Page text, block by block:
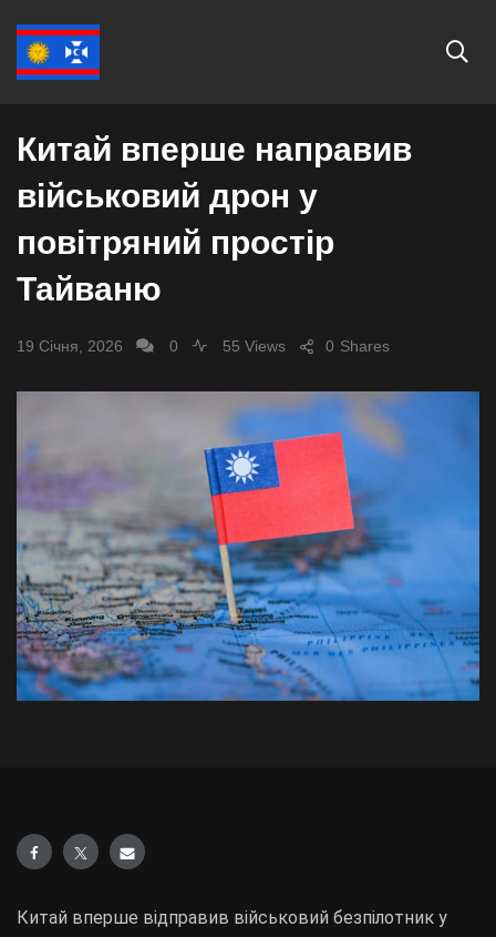
СВІТ
Китай вперше направив
військовий дрон у
повітряний простір
Тайваню
19 Січня, 2026 0 55 Views Shares
0
Китай вперше відправив військовий безпілотник у